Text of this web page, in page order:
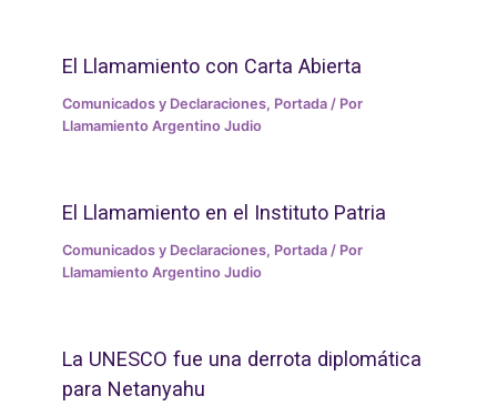
El Llamamiento con Carta Abierta
Comunicados y Declaraciones, Portada / Por
Llamamiento Argentino Judio
El Llamamiento en el Instituto Patria
Comunicados y Declaraciones, Portada / Por
Llamamiento Argentino Judio
La UNESCO fue una derrota diplomática
para Netanyahu